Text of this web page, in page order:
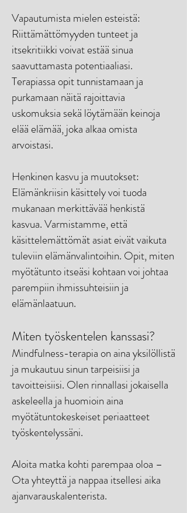
Vapautumista mielen esteistä:
Riittämättömyyden tunteet ja
itsekritiikki voivat estää sinua
saavuttamasta potentiaaliasi.
Terapiassa opit tunnistamaan ja
purkamaan näitä rajoittavia
uskomuksia sekä löytämään keinoja
elää elämää, joka alkaa omista
arvoistasi.
Henkinen kasvu ja muutokset:
Elämänkriisin käsittely voi tuoda
mukanaan merkittävää henkistä
kasvua. Varmistamme, että
käsittelemättömät asiat eivät vaikuta
tuleviin elämänvalintoihin. Opit, miten
myötätunto itseäsi kohtaan voi johtaa
parempiin ihmissuhteisiin ja
elämänlaatuun.
Miten työskentelen kanssasi?
Mindfulness-terapia on aina yksilöllistä
ja mukautuu sinun tarpeisiisi ja
tavoitteisiisi. Olen rinnallasi jokaisella
askeleella ja huomioin aina
myötätuntokeskeiset periaatteet
työskentelyssäni.
Aloita matka kohti parempaa oloa –
Ota yhteyttä ja nappaa itsellesi aika
ajanvarauskalenterista.